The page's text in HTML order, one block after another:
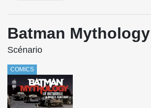
Batman Mythology
Scénario
COMICS